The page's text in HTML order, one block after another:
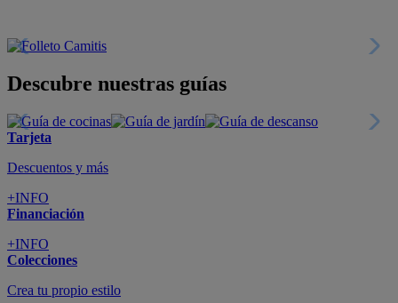
Descubre nuestras guías
Tarjeta
Descuentos y más
+INFO
Financiación
+INFO
Colecciones
Crea tu propio estilo